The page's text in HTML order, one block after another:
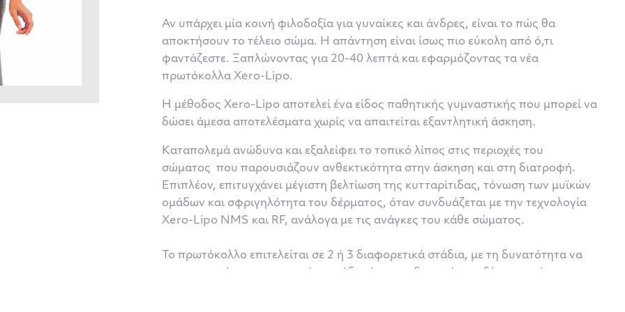
Αν υπάρχει μία κοινή φιλοδοξία για γυναίκες και άνδρες, είναι το πώς θα
αποκτήσουν το τέλειο σώμα. Η απάντηση είναι ίσως πιο εύκολη από ό,τι
φαντάζεστε. Ξαπλώνοντας για 20-40 λεπτά και εφαρμόζοντας τα νέα
πρωτόκολλα Xero-Lipo.
Η μέθοδος Xero-Lipo αποτελεί ένα είδος παθητικής γυμναστικής που μπορεί να
δώσει άμεσα αποτελέσματα χωρίς να απαιτείται εξαντλητική άσκηση.
Καταπολεμά ανώδυνα και εξαλείφει το τοπικό λίπος στις περιοχές του
σώματος που παρουσιάζουν ανθεκτικότητα στην άσκηση και στη διατροφή.
Επιπλέον, επιτυγχάνει μέγιστη βελτίωση της κυτταρίτιδας, τόνωση των μυϊκών
ομάδων και σφριγηλότητα του δέρματος, όταν συνδυάζεται με την τεχνολογία
Xero-Lipo NMS και RF, ανάλογα με τις ανάγκες του κάθε σώματος.
Το πρωτόκολλο επιτελείται σε 2 ή 3 διαφορετικά στάδια, με τη δυνατότητα να